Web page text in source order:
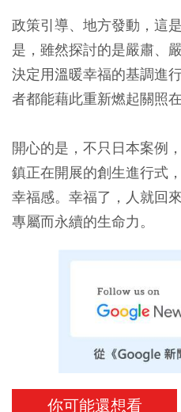
政策引導、地方發動，這
是，雖然探討的是嚴肅、
決定用溫暖幸福的基調進
者都能藉此重新燃起關照在
開心的是，不只日本案例
鎮正在開展的創生進行式
幸福感。幸福了，人就回
專屬而永續的生命力。
你可能還想看